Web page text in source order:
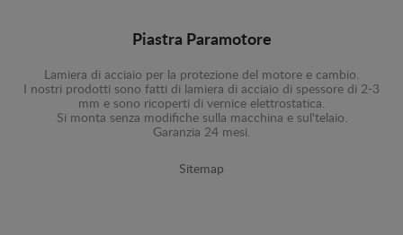
Piastra Paramotore
Lamiera di acciaio per la protezione del motore e cambio.
I nostri prodotti sono fatti di lamiera di acciaio di spessore di 2-3
mm e sono ricoperti di vernice elettrostatica.
Si monta senza modifiche sulla macchina e sul'telaio.
Garanzia 24 mesi.
Sitemap